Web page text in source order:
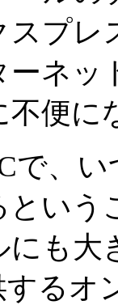
スプ
ネッ
便に
で、
とい
も大
する